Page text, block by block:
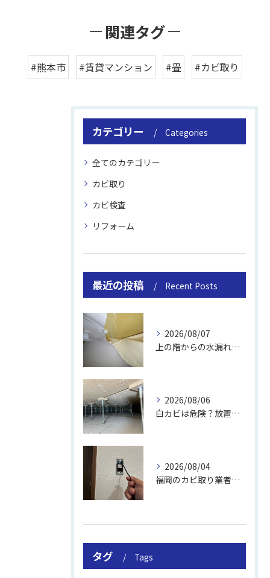
関連タグ
#熊本市 #賃貸マンション #畳 #カビ取り
カテゴリー Categories
全てのカテゴリー
カビ取り
カビ検査
リフォーム
最近の投稿 Recent Posts
2026/08/07
上の階からの水漏れでカビ｜対処法と業者
2026/08/06
白カビは危険？放置のリスクと取り方
2026/08/04
福岡のカビ取り業者おすすめの選び方と費用
タグ Tags